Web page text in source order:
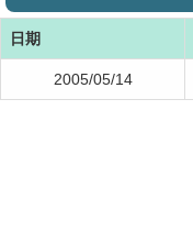
日期
2005/05/14